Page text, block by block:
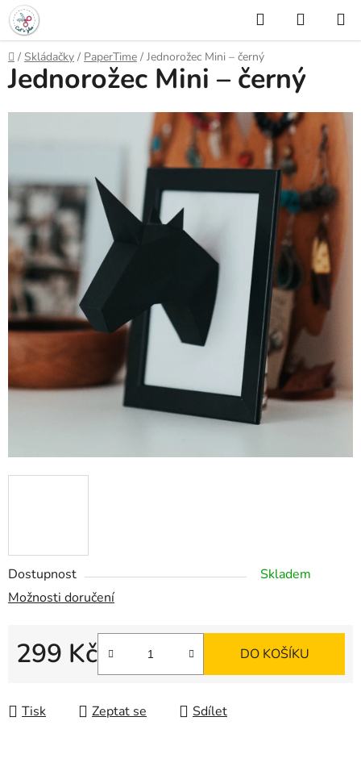
Přejít
na
obsah
Hledat
KOŠÍK
Domů
/ Skládačky / PaperTime / Jednorožec Mini – černý
Dostupnost
Skladem
Možnosti doručení
299 Kč DO KOŠÍKU
Tisk Zeptat se Sdílet
Jednorožec Mini – černý